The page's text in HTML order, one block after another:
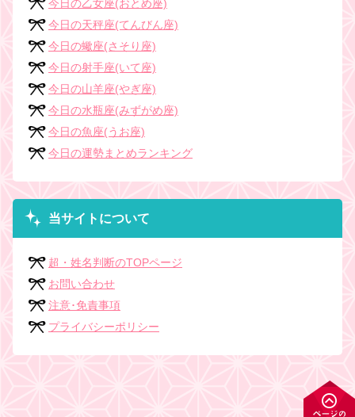
今日の乙女座(おとめ座)
今日の天秤座(てんびん座)
今日の蠍座(さそり座)
今日の射手座(いて座)
今日の山羊座(やぎ座)
今日の水瓶座(みずがめ座)
今日の魚座(うお座)
今日の運勢まとめランキング
当サイトについて
超・姓名判断のTOPページ
お問い合わせ
注意･免責事項
プライバシーポリシー